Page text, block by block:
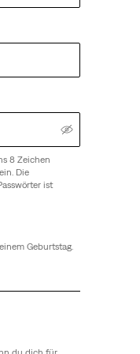
8 Zeichen
Die
ist
Geburtstag.